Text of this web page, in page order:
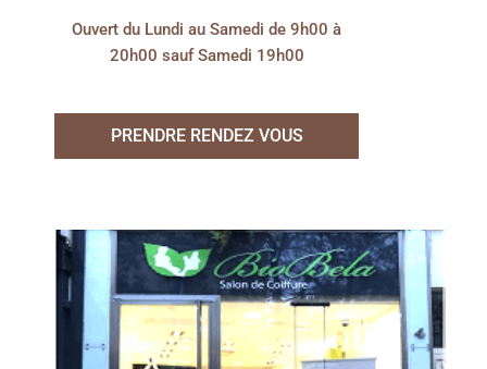
Ouvert du Lundi au Samedi de 9h00 à
20h00 sauf Samedi 19h00
PRENDRE RENDEZ VOUS